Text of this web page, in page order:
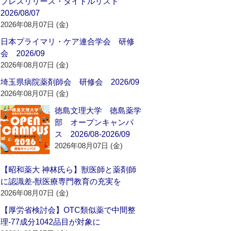
2026/08/07
2026年08月07日 (金)
日本プライマリ・ケア連合学会 研修
会 2026/09
2026年08月07日 (金)
埼玉県病院薬剤師会 研修会 2026/09
2026年08月07日 (金)
徳島文理大学 徳島薬学
部 オープンキャンパ
ス 2026/08-2026/09
2026年08月07日 (金)
【昭和薬大 神林氏ら】獣医師と薬剤師
に認識差‐獣医療専門教育の充実を
2026年08月07日 (金)
【厚労省検討会】OTC類似薬で中間整
理‐77成分1042品目が対象に